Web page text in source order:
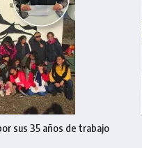
sus 35 años de trabajo